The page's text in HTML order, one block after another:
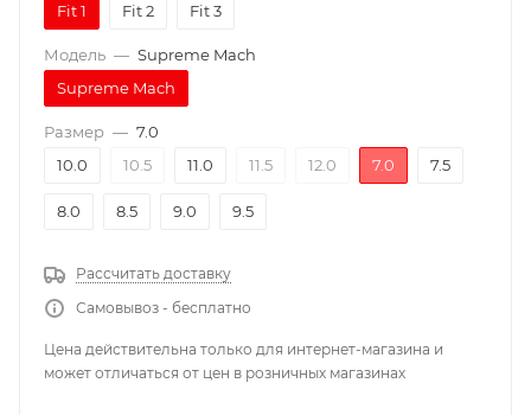
Fit 1
Fit 2 Fit 3
Модель — Supreme Mach
Supreme Mach
Размер — 7.0
10.0
10.5 11.0 11.5 12.0 7.0 7.5
8.0 8.5 9.0 9.5
Рассчитать доставку
Самовывоз - бесплатно
Цена действительна только для интернет-магазина и
может отличаться от цен в розничных магазинах